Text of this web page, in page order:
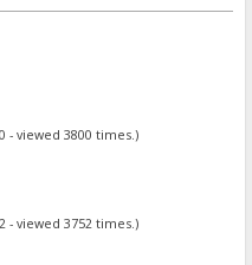
- viewed 3800 times.)
- viewed 3752 times.)